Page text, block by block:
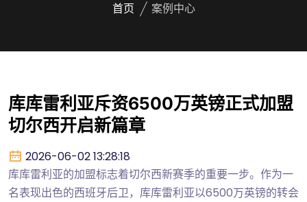
首页 案例中心
库库雷利亚斥资6500万英镑正式加盟
切尔西开启新篇章
2026-06-02 13:28:18
库库雷利亚的加盟标志着切尔西新赛季的重要一步。作为一
名表现出色的西班牙后卫，库库雷利亚以6500万英镑的转会